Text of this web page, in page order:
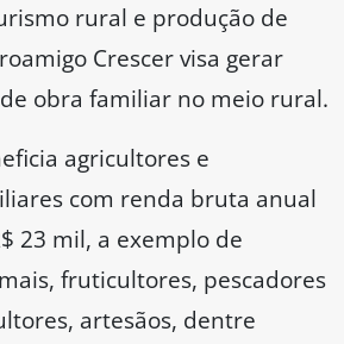
rural e produção de
Crescer visa gerar
obra familiar no meio rural.
agricultores e
com renda bruta anual
23 mil, a exemplo de
fruticultores, pescadores
artesãos, dentre